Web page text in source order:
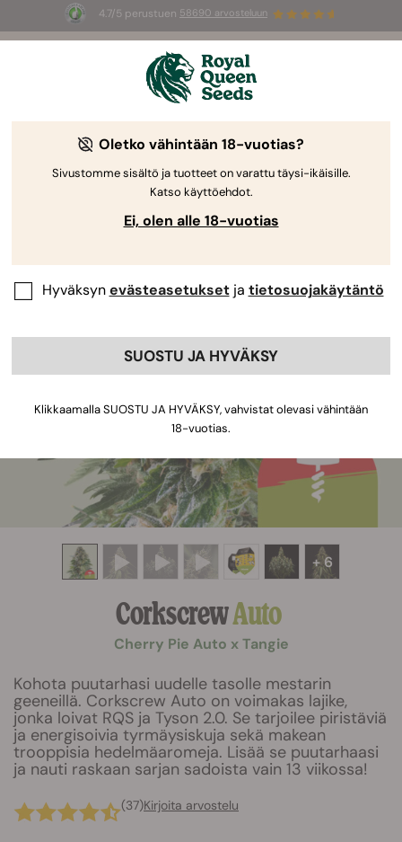
4.7/5 perustuen 58690 arvosteluun
3 White Widow Auto mag
+ 6
CorkscrewAuto
Cherry Pie Auto x Tangie
Kohota puutarhasi uudelle tasolle mestarin
geeneillä. Corkscrew Auto on voimakas lajike,
jonka loivat RQS ja Tyson 2.0. Se tarjoilee piristäviä
ja energisoivia tyrmäysiskuja sekä makean
trooppisia hedelmäaromeja. Lisää se puutarhaasi
ja nauti raskaan sarjan sadoista vain 13 viikossa!
(37)Kirjoita arvostelu
Oletko vähintään 18-vuotias?
Sivustomme sisältö ja tuotteet on varattu täysi-ikäisille.
Katso käyttöehdot.
Ei, olen alle 18-vuotias
Hyväksynevästeasetuksetja tietosuojakäytäntö
SUOSTU JA HYVÄKSY
Klikkaamalla SUOSTU JA HYVÄKSY, vahvistat olevasi vähintään
18-vuotias.